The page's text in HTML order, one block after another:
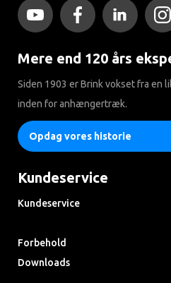
Mere end 120 års
Siden 1903 er Brink vokset fra en
inden for anhængertræk.
Opdag vores historie
Kundeservice
Kundeservice
Forbehold
Downloads